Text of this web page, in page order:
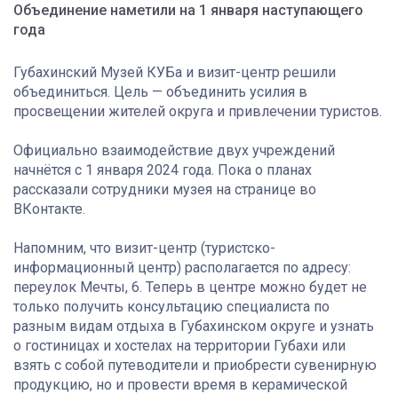
Объединение наметили на 1 января наступающего
года
Губахинский Музей КУБа и визит-центр решили
объединиться. Цель — объединить усилия в
просвещении жителей округа и привлечении туристов.
Официально взаимодействие двух учреждений
начнётся с 1 января 2024 года. Пока о планах
рассказали сотрудники музея на странице во
ВКонтакте.
Напомним, что визит-центр (туристско-
информационный центр) располагается по адресу:
переулок Мечты, 6. Теперь в центре можно будет не
только получить консультацию специалиста по
разным видам отдыха в Губахинском округе и узнать
о гостиницах и хостелах на территории Губахи или
взять с собой путеводители и приобрести сувенирную
продукцию, но и провести время в керамической